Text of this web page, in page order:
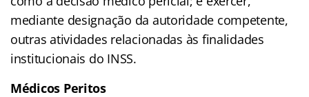
mediante designação da autoridade competente,
outras atividades relacionadas às finalidades
institucionais do INSS.
Médicos Peritos